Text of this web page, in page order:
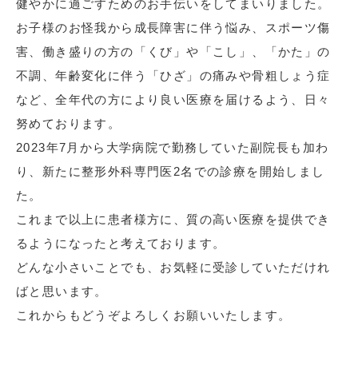
健やかに過ごすためのお手伝いをしてまいりました。
お子様のお怪我から成長障害に伴う悩み、スポーツ傷
害、働き盛りの方の「くび」や「こし」、「かた」の
不調、年齢変化に伴う「ひざ」の痛みや骨粗しょう症
など、全年代の方により良い医療を届けるよう、日々
努めております。
2023年7月から大学病院で勤務していた副院長も加わ
り、新たに整形外科専門医2名での診療を開始しまし
た。
これまで以上に患者様方に、質の高い医療を提供でき
るようになったと考えております。
どんな小さいことでも、お気軽に受診していただけれ
ばと思います。
これからもどうぞよろしくお願いいたします。